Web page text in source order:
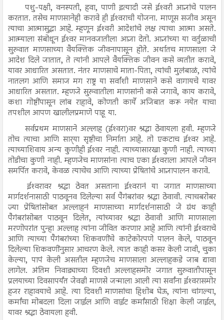
पशु-पक्षी, वनस्पती, हवा, पाणी इत्यादी जसे ईश्‍वरी आज्ञांचे पालन
करतात. तसेच माणसानेही करावे ही ईश्‍वराची योजना. माणूस सजीव असून
त्याचा आत्मासुद्धा आहे. म्हणून ईश्‍वरी आदेशांचे लक्ष त्याचा आत्मा असते.
आत्म्याला संबोधून ईश्‍वर मानवजातीला आज्ञा देतो. आज्ञांच्या या वर्तुळाची
सुरुवात माणसाच्या वैयक्तिक जीवनापासून होते. अर्थातच माणसाला जे
आदेश दिले जातात, ते त्यांनी आपले वैयक्तिक जीवन कसे व्यतीत करावे,
यावर आधारित असतात. नंतर माणसाचे माता-पिता, त्यांची मुलंबाळं, त्यांचे
नातलग आणि समाज मग राष्ट्र या सर्वांशी माणसाने कसे वागायचे यावर
आधारित असतात. म्हणजे सुरुवातीला माणसांनी कसे जगावे, काय करावे,
कशा गोष्टींपासून लांब राहावे, कोणती कार्ये अजिबात करू नयेत याचा
तपशील आपण खालीलप्रमाणे पाहू या.
सर्वप्रथम माणसाने अल्लाह (ईश्‍वरा)वर श्रद्धा ठेवायला हवी. म्हणजे
तोच त्याचा आणि सार्‍या सृष्टीचा निर्माता आहे. तो एकटाच ईश्‍वर आहे.
त्याच्याशिवाय अन्य कुणीही ईश्‍वर नाही. त्याच्यासारखा कुणी नाही. त्याच्या
तोडीचा कुणी नाही. म्हणजेच माणसांना त्याच एका ईश्‍वराला आपले जीवन
समर्पित करावे, केवळ त्याचेच आणि त्याच्या प्रेषितांचे आज्ञापालन करावे.
ईश्‍वरावर श्रद्धा ठेवत असताना ईश्‍वरानं या जगात माणसाच्या
मार्गदर्शनासाठी पाठवूनव दिलेल्या सर्व पैगंबरांवर श्रद्धा ठेवावी. त्याचबरोबर
ज्या प्रेषितांसोबत अल्लाहनं माणसाच्या मार्गदर्शनासाठी जे ग्रंथ काही
पैगंबरांसोबत पाठवून दिलेत, त्यांच्यावर श्रद्धा ठेवावी आणि माणसाला
मरणोपरांत पुन्हा अल्लाह त्यांना जीवित करणार आहे आणि त्यांनी ईश्‍वराचे
आणि त्याच्या पैगंबरांच्या शिकवणींचे काटेकोरपणे पालन केले, पाठवून
दिलेल्या शिकवणींनुसार आचरण केले. त्यात काही कसर केली जावी, चुका
केल्या, पापं केली असतील म्हणजेच माणसाला अल्लाहकडे जाब द्यावा
लागेल. अंतिम निवाड्याच्या दिवशी अल्लाहसमोर जगात सुरुवातीपासून
प्रलयाच्या दिवसापर्यंत जेवढी माणसे जन्माला आली त्या सर्वांना ईश्‍वरासमोर
हजर राहावयाचे आहे. त्या दिवशी माणसांचा हिशोब घेऊ, त्यांना चांगल्या,
कर्मांचा मोबदला दिला जाईल आणि वाईट कर्मांसाठी शिक्षा केली जाईल,
यावर श्रद्धा ठेवायला हवी.